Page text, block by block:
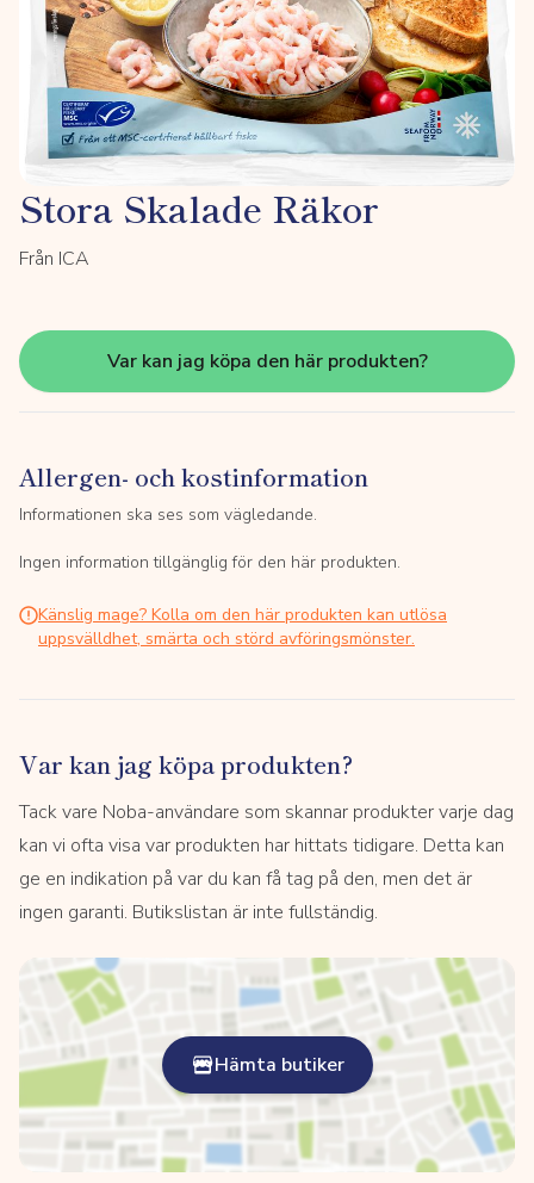
Stora Skalade Räkor
Från ICA
Var kan jag köpa den här produkten?
Allergen- och kostinformation
Informationen ska ses som vägledande.
Ingen information tillgänglig för den här produkten.
Känslig mage? Kolla om den här produkten kan utlösa
uppsvälldhet, smärta och störd avföringsmönster.
Var kan jag köpa produkten?
Tack vare Noba-användare som skannar produkter varje dag
kan vi ofta visa var produkten har hittats tidigare. Detta kan
ge en indikation på var du kan få tag på den, men det är
ingen garanti. Butikslistan är inte fullständig.
Hämta butiker